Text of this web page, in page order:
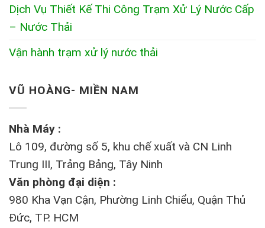
Dịch Vụ Thiết Kế Thi Công Trạm Xử Lý Nước Cấp
– Nước Thải
Vận hành trạm xử lý nước thải
VŨ HOÀNG- MIỀN NAM
Nhà Máy :
Lô 109, đường số 5, khu chế xuất và CN Linh
Trung III, Trảng Bảng, Tây Ninh
Văn phòng đại diện :
980 Kha Vạn Cận, Phường Linh Chiểu, Quận Thủ
Đức, TP. HCM